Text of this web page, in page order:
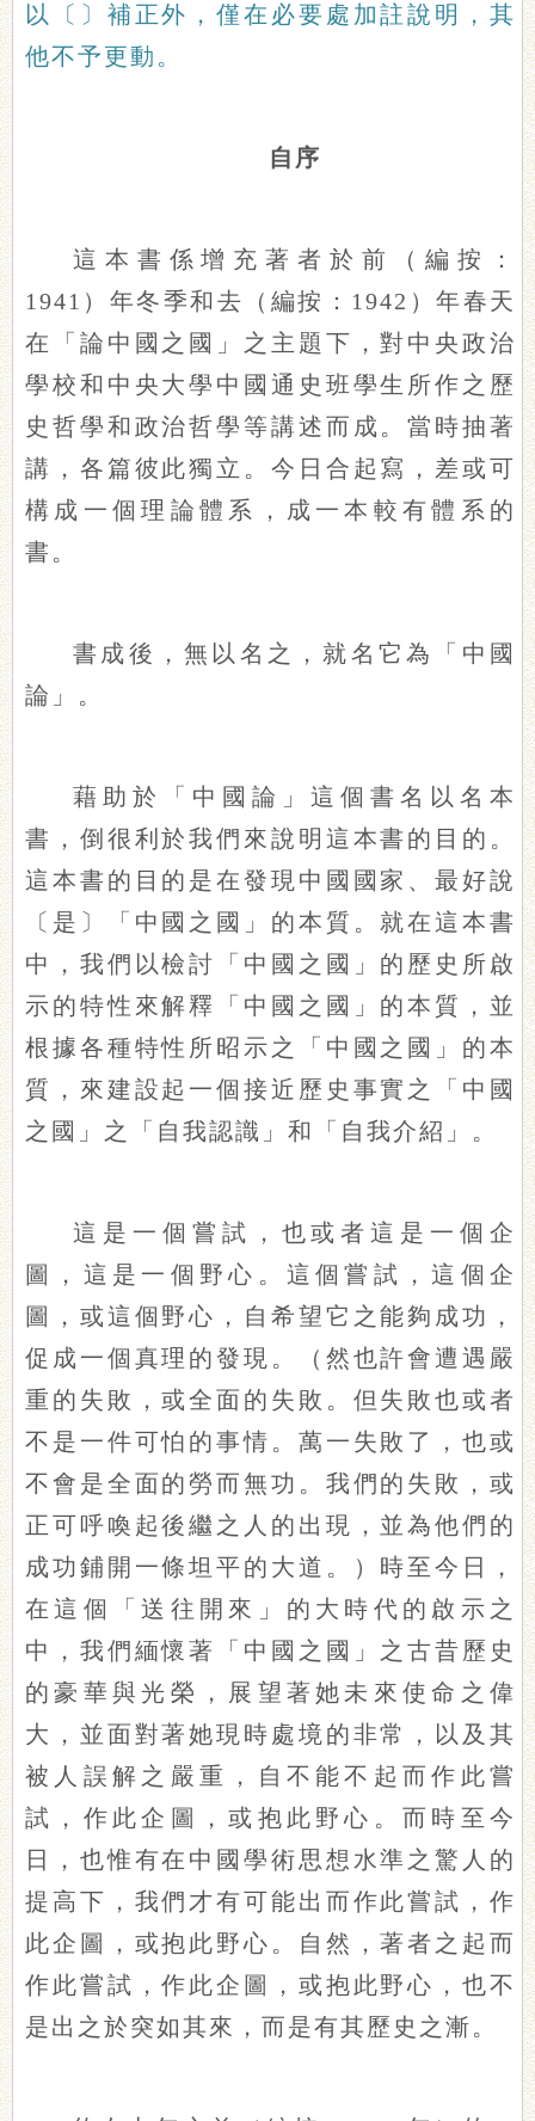
以〔〕 補正外，僅在必要處加註說明，其
他不予更動。
自序
這本書係增充著者於前（編按：
1941 ）年冬季和去（ 編按：1942 ）年春天
在「論中國之國」之主題下，對中央政治
學校和中央大學中國通史班學生所作之歷
史哲學和政治哲學等講述而成。當時抽著
講，各篇彼此獨立。今日合起寫，差或可
構成一個理論體系，成一本較有體系的
書。
書成後，無以名之，就名它為「中國
論」。
藉助於「中國論」這個書名以名本
書，倒很利於我們來說明這本書的目的。
這本書的目的是在發現中國國家、最好說
〔是〕「中國之國」的本質。就在這本書
中，我們以檢討「中國之國」的歷史所啟
示的特性來解釋「中國之國」的本質，並
根據各種特性所昭示之「中國之國」的本
質，來建設起一個接近歷史事實之「中國
之國」之「自我認識」和「自我介紹」。
這是一個嘗試，也或者這是一個企
圖，這是一個野心。這個嘗試，這個企
圖，或這個野心，自希望它之能夠成功，
促成一個真理的發現。（然也許會遭遇嚴
重的失敗，或全面的失敗。但失敗也或者
不是一件可怕的事情。萬一失敗了，也或
不會是全面的勞而無功。我們的失敗，或
正可呼喚起後繼之人的出現，並為他們的
成功鋪開一條坦平的大道。）時至今日，
在這個「送往開來」的大時代的啟示之
中，我們緬懷著「中國之國」之古昔歷史
的豪華與光榮，展望著她未來使命之偉
大，並面對著她現時處境的非常，以及其
被人誤解之嚴重，自不能不起而作此嘗
試，作此企圖，或抱此野心。而時至今
日，也惟有在中國學術思想水準之驚人的
提高下，我們才有可能出而作此嘗試，作
此企圖，或抱此野心。自然，著者之起而
作此嘗試，作此企圖，或抱此野心，也不
是出之於突如其來，而是有其歷史之漸。